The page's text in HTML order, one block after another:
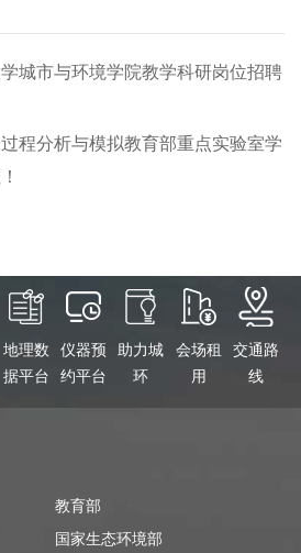
学城市与环境学院教学科研岗位招聘
程分析与模拟教育部重点实验室学
地理数
据平台
仪器预
约平台
助力城
环
会场租
用
交通路
线
教育部
国家生态环境部